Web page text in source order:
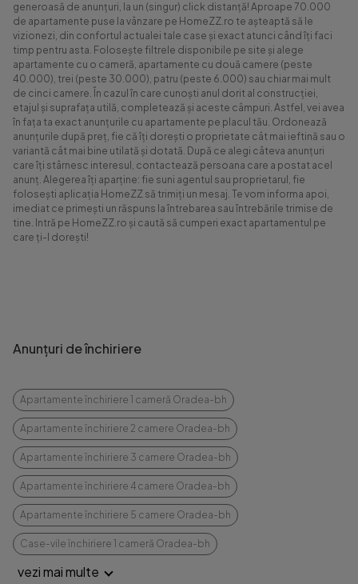
generoasă de anunțuri, la un (singur) click distanță! Aproape 70.000
de apartamente puse la vânzare pe HomeZZ.ro te așteaptă să le
vizionezi, din confortul actualei tale case și exact atunci când îți faci
timp pentru asta. Folosește filtrele disponibile pe site și alege
apartamente cu o cameră, apartamente cu două camere (peste
40.000), trei (peste 30.000), patru (peste 6.000) sau chiar mai mult
de cinci camere. În cazul în care cunoști anul dorit al construcției,
etajul și suprafața utilă, completează și aceste câmpuri. Astfel, vei avea
în fața ta exact anunțurile cu apartamente pe placul tău. Ordonează
anunțurile după preț, fie că îți dorești o proprietate cât mai ieftină sau o
variantă cât mai bine utilată și dotată. După ce alegi câteva anunțuri
care îți stârnesc interesul, contactează persoana care a postat acel
anunț. Alegerea îți aparține: fie suni agentul sau proprietarul, fie
folosești aplicația HomeZZ să trimiți un mesaj. Te vom informa apoi,
imediat ce primești un răspuns la întrebarea sau întrebările trimise de
tine. Intră pe HomeZZ.ro și caută să cumperi exact apartamentul pe
care ți-l dorești!
Anunțuri de închiriere
Apartamente închiriere 1 cameră Oradea-bh
Apartamente închiriere 2 camere Oradea-bh
Apartamente închiriere 3 camere Oradea-bh
Apartamente închiriere 4 camere Oradea-bh
Apartamente închiriere 5 camere Oradea-bh
Case-vile închiriere 1 cameră Oradea-bh
vezi mai multe